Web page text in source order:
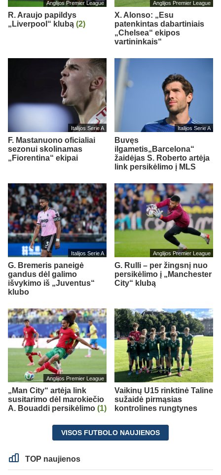
Anglijos Premier League
R. Araujo papildys
„Liverpool“ klubą (2)
Anglijos Premier League
X. Alonso: „Esu
patenkintas dabartiniais
„Chelsea“ ekipos
vartininkais“
Italijos Serie A
F. Mastanuono oficialiai
sezonui skolinamas
„Fiorentina“ ekipai
Italijos Serie A
Buvęs
ilgametis„Barcelona“
žaidėjas S. Roberto artėja
link persikėlimo į MLS
Italijos Serie A
G. Bremeris paneigė
gandus dėl galimo
išvykimo iš „Juventus“
klubo
Anglijos Premier League
G. Rulli – per žingsnį nuo
persikėlimo į „Manchester
City“ klubą
Anglijos Premier League
„Man City“ artėja link
susitarimo dėl marokiečio
A. Bouaddi persikėlimo (1)
Vaikinų U15 rinktinė Taline
sužaidė pirmąsias
kontrolines rungtynes
VISOS FUTBOLO NAUJIENOS
TOP naujienos